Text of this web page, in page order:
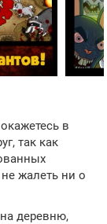
в
так как
жалеть ни о
деревню,